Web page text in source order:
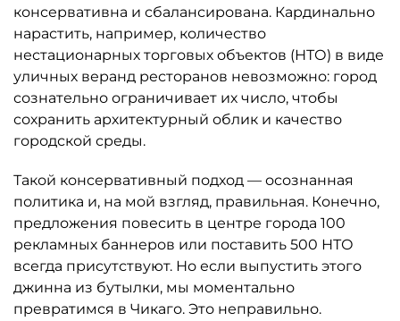
консервативна и сбалансирована. Кардинально
нарастить, например, количество
нестационарных торговых объектов (НТО) в виде
уличных веранд ресторанов невозможно: город
сознательно ограничивает их число, чтобы
сохранить архитектурный облик и качество
городской среды.
Такой консервативный подход — осознанная
политика и, на мой взгляд, правильная. Конечно,
предложения повесить в центре города 100
рекламных баннеров или поставить 500 НТО
всегда присутствуют. Но если выпустить этого
джинна из бутылки, мы моментально
превратимся в Чикаго. Это неправильно.